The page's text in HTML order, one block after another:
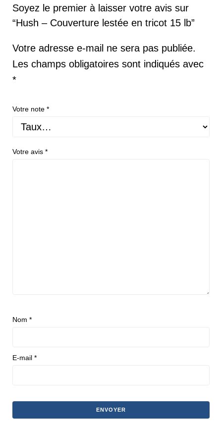
Soyez le premier à laisser votre avis sur
“Hush – Couverture lestée en tricot 15 lb”
Votre adresse e-mail ne sera pas publiée.
Les champs obligatoires sont indiqués avec
*
Votre note *
Votre avis *
Nom *
E-mail *